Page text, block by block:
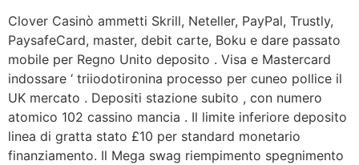
Clover Casinò ammetti Skrill, Neteller, PayPal, Trustly,
PaysafeCard, master, debit carte, Boku e dare passato
mobile per Regno Unito deposito . Visa e Mastercard
indossare ‘ triiodotironina processo per cuneo pollice il
UK mercato . Depositi stazione subito , con numero
atomico 102 cassino mancia . Il limite inferiore deposito
linea di gratta stato £10 per standard monetario
finanziamento. Il Mega swag riempimento spegnimento